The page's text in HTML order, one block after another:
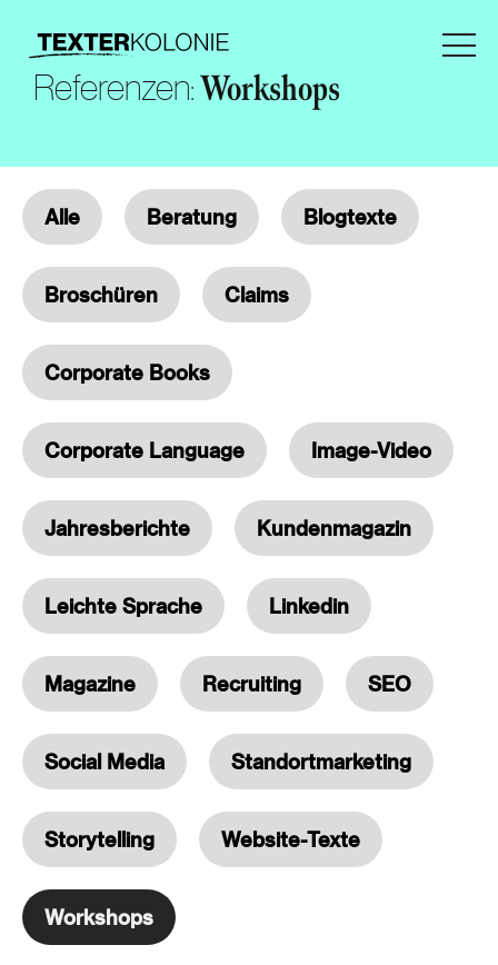
Referenzen:Workshops
Alle Beratung Blogtexte
Broschüren Claims
Corporate Books
Corporate Language Image-Video
Jahresberichte Kundenmagazin
Leichte Sprache Linkedin
Magazine Recruiting SEO
Social Media Standortmarketing
Storytelling Website-Texte
Workshops